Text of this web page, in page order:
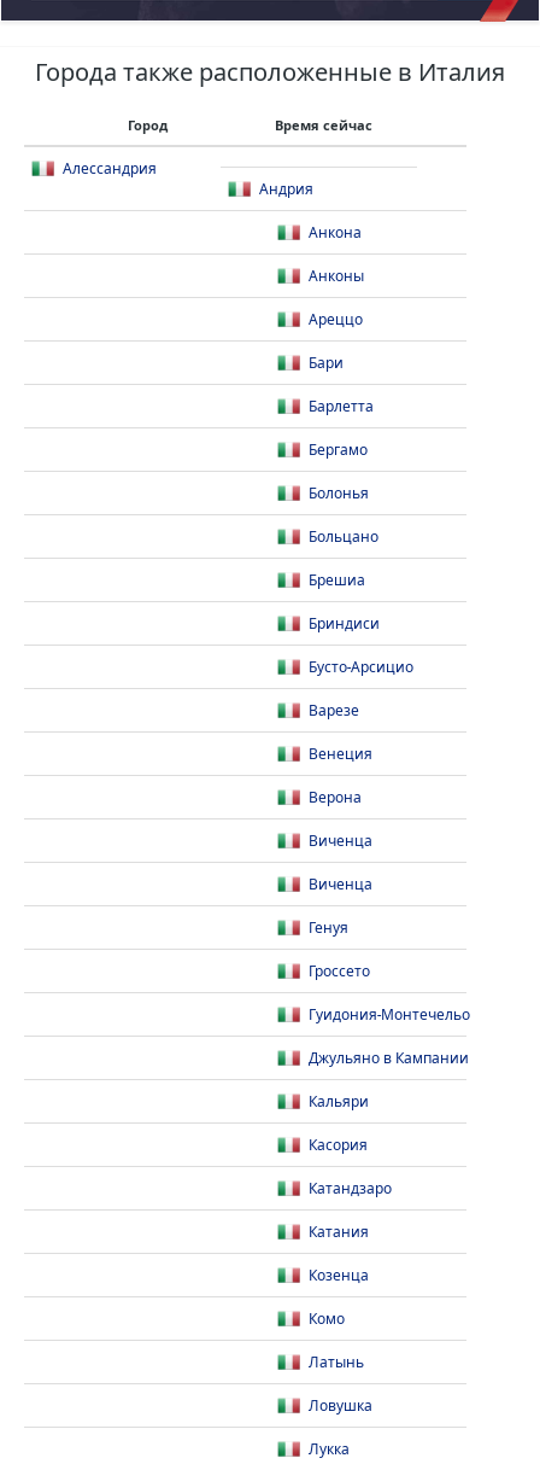
Города также расположенные в Италия
Город Время сейчас
Алессандрия
Андрия
Анкона
Анконы
Ареццо
Бари
Барлетта
Бергамо
Болонья
Больцано
Брешиа
Бриндиси
Бусто-Арсицио
Варезе
Венеция
Верона
Виченца
Виченца
Генуя
Гроссето
Гуидония-Монтечельо
Джульяно в Кампании
Кальяри
Касория
Катандзаро
Катания
Козенца
Комо
Латынь
Ловушка
Лукка